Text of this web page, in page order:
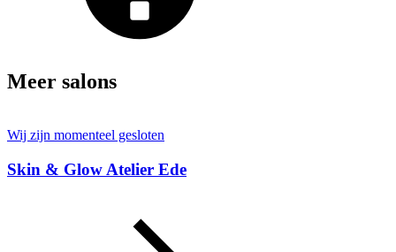
Meer salons
Wij zijn momenteel gesloten
Skin & Glow Atelier Ede